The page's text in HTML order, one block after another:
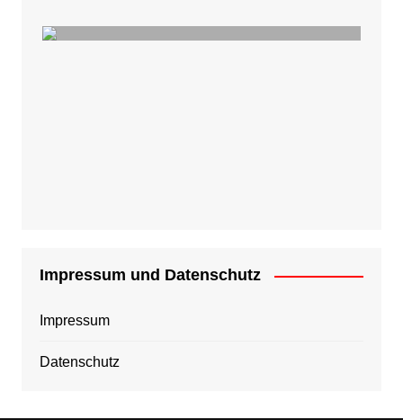
Impressum und Datenschutz
Impressum
Datenschutz